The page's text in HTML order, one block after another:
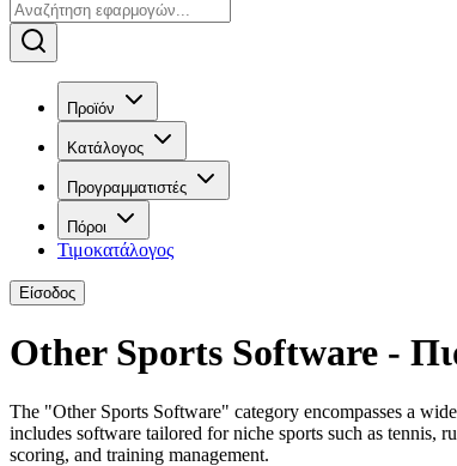
Προϊόν
Κατάλογος
Προγραμματιστές
Πόροι
Τιμοκατάλογος
Είσοδος
Other Sports Software -
The "Other Sports Software" category encompasses a
includes software tailored for niche sports such as tennis,
scoring, and training management.